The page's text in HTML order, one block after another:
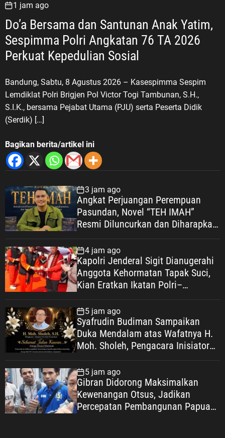
1 jam ago
Do’a Bersama dan Santunan Anak Yatim,
Sespimma Polri Angkatan 76 TA 2026
Perkuat Kepedulian Sosial
Bandung, Sabtu, 8 Agustus 2026 – Kasespimma Sespim
Lemdiklat Polri Brigjen Pol Victor Togi Tambunan, S.H.,
S.I.K., bersama Pejabat Utama (PJU) serta Peserta Didik
(Serdik) […]
Bagikan berita/artikel ini
3 jam ago
Angkat Perjuangan Perempuan
Pasundan, Novel “TEH IMAH”
Resmi Diluncurkan dan Diharapkan
4 jam ago
Kapolri Jenderal Sigit Dianugerahi
Anggota Kehormatan Tapak Suci,
Kian Eratkan Ikatan Polri–
5 jam ago
Syafrudin Budiman Sampaikan
Duka Mendalam atas Wafatnya H.
Moh. Sholeh, Pengacara Inisiator
5 jam ago
Gibran Didorong Maksimalkan
Kewenangan Otsus, Jadikan
Percepatan Pembangunan Papua